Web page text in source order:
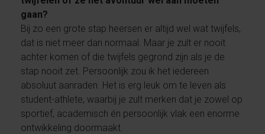
gaan?
Bij zo een grote stap heersen er altijd wel wat twijfels,
dat is niet meer dan normaal. Maar je zult er nooit
achter komen of die twijfels gegrond zijn als je de
stap nooit zet. Persoonlijk zou ik het iedereen
absoluut aanraden. Het is erg leuk om te leven als
student-athlete, waarbij je zult merken dat je zowel op
sportief, academisch én persoonlijk vlak een enorme
ontwikkeling doormaakt.